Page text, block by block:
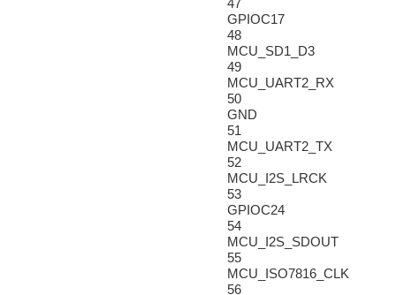
GPIOC17
48
MCU_SD1_D3
49
MCU_UART2_RX
50
GND
51
MCU_UART2_TX
52
MCU_I2S_LRCK
53
GPIOC24
54
MCU_I2S_SDOUT
55
MCU_ISO7816_CLK
56